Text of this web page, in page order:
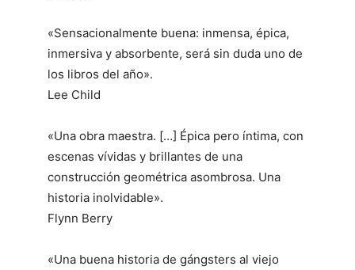
«Sensacionalmente buena: inmensa, épica,
inmersiva y absorbente, será sin duda uno de
los libros del año».
Lee Child
«Una obra maestra. […] Épica pero íntima, con
escenas vívidas y brillantes de una
construcción geométrica asombrosa. Una
historia inolvidable».
Flynn Berry
«Una buena historia de gángsters al viejo